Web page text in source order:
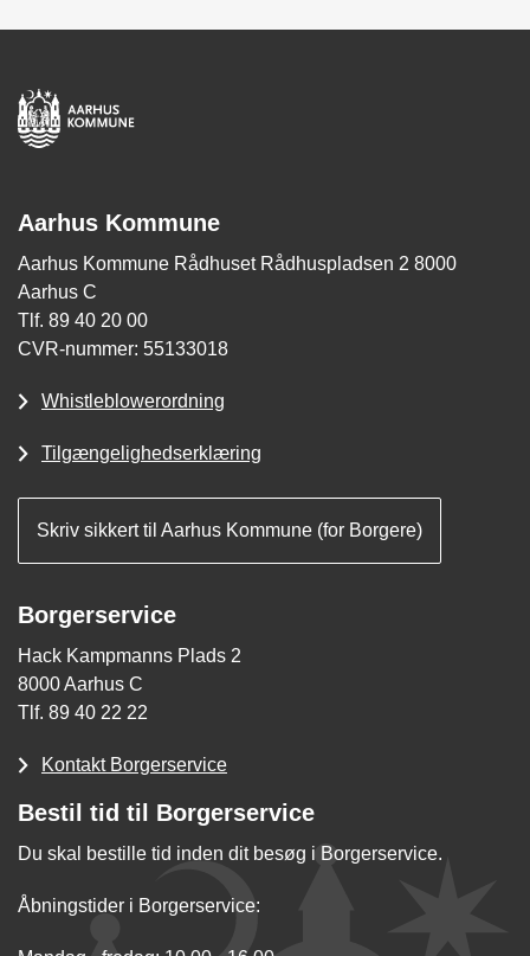
Aarhus Kommune
Aarhus Kommune Rådhuset Rådhuspladsen 2 8000
Aarhus C
Tlf. 89 40 20 00
CVR-nummer: 55133018
Whistleblowerordning
Tilgængelighedserklæring
Skriv sikkert til Aarhus Kommune (for Borgere)
Borgerservice
Hack Kampmanns Plads 2
8000 Aarhus C
Tlf. 89 40 22 22
Kontakt Borgerservice
Bestil tid til Borgerservice
Du skal bestille tid inden dit besøg i Borgerservice.
Åbningstider i Borgerservice: